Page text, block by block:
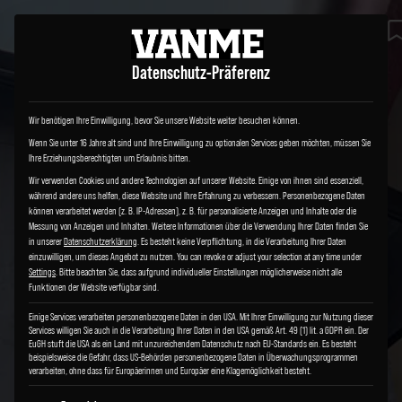
Datenschutz-Präferenz
Wir benötigen Ihre Einwilligung, bevor Sie unsere Website weiter besuchen können.
Wenn Sie unter 16 Jahre alt sind und Ihre Einwilligung zu optionalen Services geben möchten, müssen Sie
Ihre Erziehungsberechtigten um Erlaubnis bitten.
Wir verwenden Cookies und andere Technologien auf unserer Website. Einige von ihnen sind essenziell,
während andere uns helfen, diese Website und Ihre Erfahrung zu verbessern.Personenbezogene Daten
können verarbeitet werden (z. B. IP-Adressen), z. B. für personalisierte Anzeigen und Inhalte oder die
Messung von Anzeigen und Inhalten.Weitere Informationen über die Verwendung Ihrer Daten finden Sie
in unsererDatenschutzerklärung.Es besteht keine Verpflichtung, in die Verarbeitung Ihrer Daten
einzuwilligen, um dieses Angebot zu nutzen.You can revoke or adjust your selection at any time under
Settings.Bitte beachten Sie, dass aufgrund individueller Einstellungen möglicherweise nicht alle
Funktionen der Website verfügbar sind.
Einige Services verarbeiten personenbezogene Daten in den USA. Mit Ihrer Einwilligung zur Nutzung dieser
Services willigen Sie auch in die Verarbeitung Ihrer Daten in den USA gemäß Art. 49 (1) lit. a GDPR ein. Der
EuGH stuft die USA als ein Land mit unzureichendem Datenschutz nach EU-Standards ein. Es besteht
beispielsweise die Gefahr, dass US-Behörden personenbezogene Daten in Überwachungsprogrammen
verarbeiten, ohne dass für Europäerinnen und Europäer eine Klagemöglichkeit besteht.